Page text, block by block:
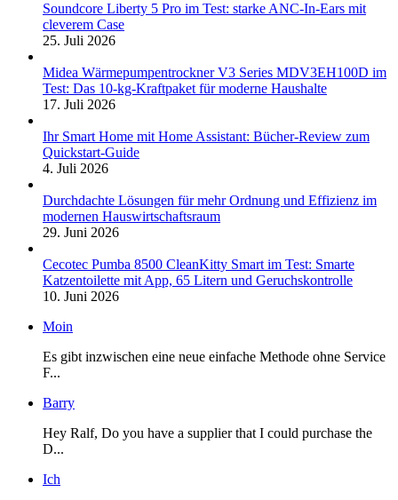
Soundcore Liberty 5 Pro im Test: starke ANC-In-Ears mit
cleverem Case
25. Juli 2026
Midea Wärmepumpentrockner V3 Series MDV3EH100D im
Test: Das 10-kg-Kraftpaket für moderne Haushalte
17. Juli 2026
Ihr Smart Home mit Home Assistant: Bücher-Review zum
Quickstart-Guide
4. Juli 2026
Durchdachte Lösungen für mehr Ordnung und Effizienz im
modernen Hauswirtschaftsraum
29. Juni 2026
Cecotec Pumba 8500 CleanKitty Smart im Test: Smarte
Katzentoilette mit App, 65 Litern und Geruchskontrolle
10. Juni 2026
Moin
Es gibt inzwischen eine neue einfache Methode ohne Service
F...
Barry
Hey Ralf, Do you have a supplier that I could purchase the
D...
Ich